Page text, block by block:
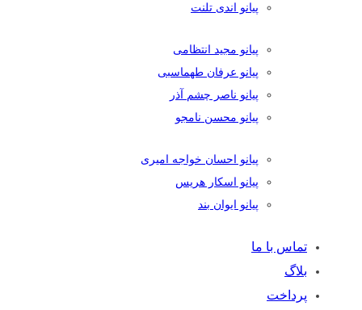
پیانو اندی تلنت
پیانو مجید انتظامی
پیانو عرفان طهماسبی
پیانو ناصر چشم آذر
پیانو محسن نامجو
پیانو احسان خواجه امیری
پیانو اسکار هریس
پیانو ایوان بند
تماس با ما
بلاگ
پرداخت